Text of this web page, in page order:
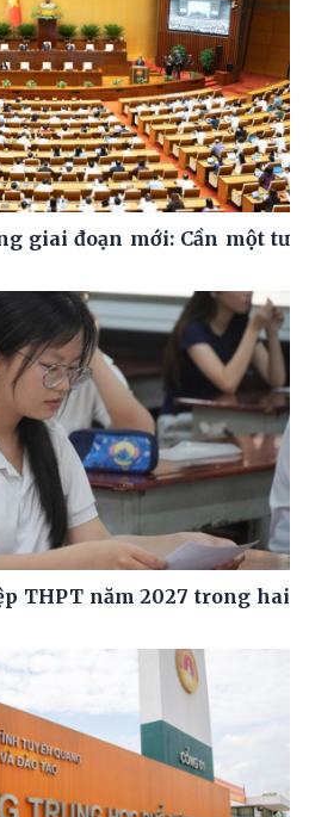
giai đoạn mới: Cần một tư
THPT năm 2027 trong hai